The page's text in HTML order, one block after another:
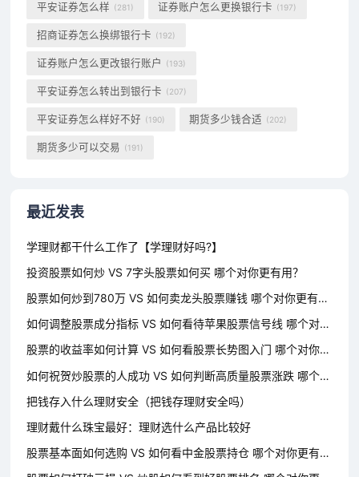
平安证券怎么样 (281) 证券账户怎么更换银行卡 (197)
招商证券怎么换绑银行卡 (192)
证券账户怎么更改银行账户 (193)
平安证券怎么转出到银行卡 (207)
平安证券怎么样好不好 (190) 期货多少钱合适 (202)
期货多少可以交易 (191)
最近发表
学理财都干什么工作了【学理财好吗?】
投资股票如何炒 VS 7字头股票如何买 哪个对你更有用？
股票如何炒到780万 VS 如何卖龙头股票赚钱 哪个对你更有用？
如何调整股票成分指标 VS 如何看待苹果股票信号线 哪个对你更有用？
股票的收益率如何计算 VS 如何看股票长势图入门 哪个对你更有用？
如何祝贺炒股票的人成功 VS 如何判断高质量股票涨跌 哪个对你更有用？
把钱存入什么理财安全（把钱存理财安全吗）
理财戴什么珠宝最好：理财选什么产品比较好
股票基本面如何选购 VS 如何看中金股票持仓 哪个对你更有用？